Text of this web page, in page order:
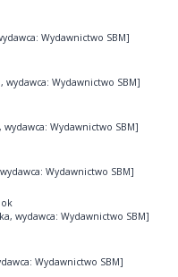
Wydawnictwo SBM]
wydawca: Wydawnictwo SBM]
Wydawnictwo SBM]
Wydawnictwo SBM]
wydawca: Wydawnictwo SBM]
Wydawnictwo SBM]